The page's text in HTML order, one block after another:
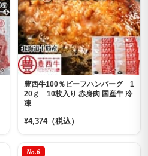
豊西牛100％ビーフハンバーグ 1
20ｇ 10枚入り 赤身肉 国産牛 冷
凍
¥4,374（税込）
No.6